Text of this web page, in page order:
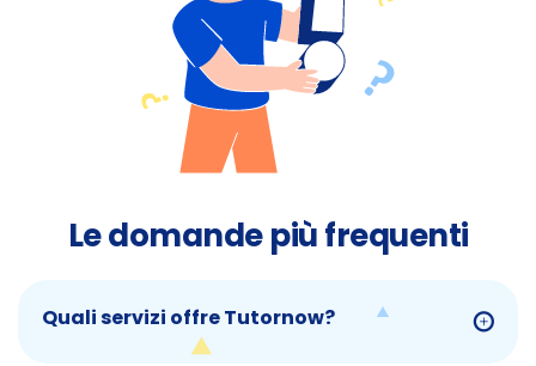
Le domande più frequenti
Quali servizi offre Tutornow?